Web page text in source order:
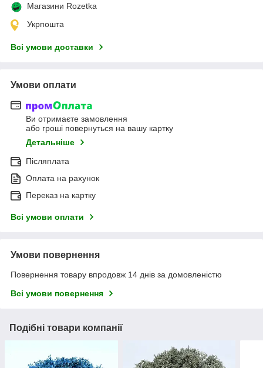
Магазини Rozetka
Укрпошта
Всі умови доставки
Умови оплати
Ви отримаєте замовлення
або гроші повернуться на вашу картку
Детальніше
Післяплата
Оплата на рахунок
Переказ на картку
Всі умови оплати
Умови повернення
Повернення товару впродовж 14 днів за домовленістю
Всі умови повернення
Подібні товари компанії